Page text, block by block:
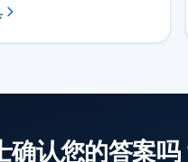
确认您的答案吗